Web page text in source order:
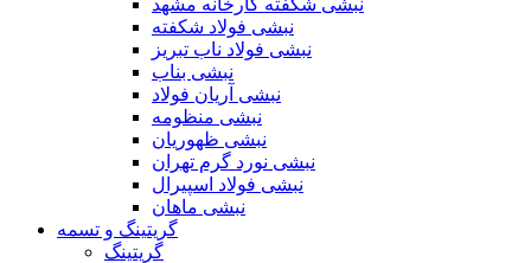
نبشی شکفته کارخانه مشهد
نبشی فولاد شکفته
نبشی فولاد ناب تبریز
نبشی بناب
نبشی آریان فولاد
نبشی منظومه
نبشی ظهوریان
نبشی نورد گرم تهران
نبشی فولاد اسپیرال
نبشی ماهان
گریتینگ و تسمه
گریتینگ